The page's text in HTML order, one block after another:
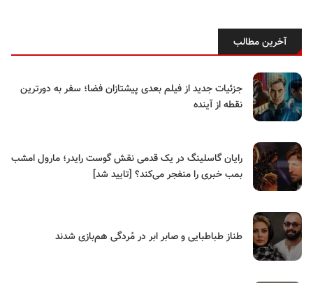
آخرین مطالب
جزئیات جدید از فیلم بعدی پیشتازان فضا؛ سفر به دورترین
نقطه از آینده
رایان گاسلینگ در یک قدمی نقش گوست رایدر؛ مارول امشب
بمب خبری را منفجر می‌کند؟ [تایید شد]
طناز طباطبایی و صابر ابر در مُردگی هم‌بازی شدند